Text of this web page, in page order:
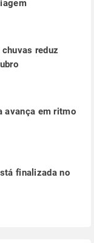
reduz
avança em ritmo
finalizada no